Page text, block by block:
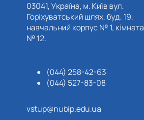
03041, Україна, м. Київ вул.
Горіхуватський шлях, буд. 19,
навчальний корпус № 1, кімната
№ 12.
(044) 258-42-63
(044) 527-83-08
vstup@nubip.edu.ua